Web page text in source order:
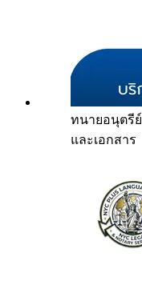
ทนายอนุตรีย์
และเอกสาร